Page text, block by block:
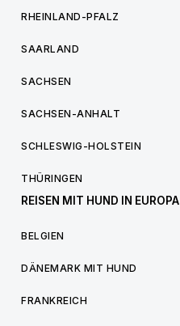
RHEINLAND-PFALZ
SAARLAND
SACHSEN
SACHSEN-ANHALT
SCHLESWIG-HOLSTEIN
THÜRINGEN
REISEN MIT HUND IN EUROPA
BELGIEN
DÄNEMARK MIT HUND
FRANKREICH